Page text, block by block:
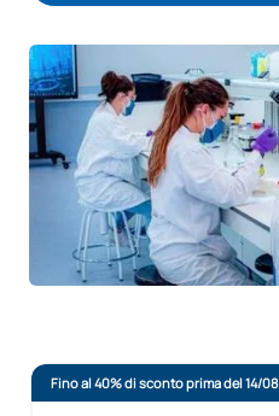
Fino al 40% di sconto prima del 14/08